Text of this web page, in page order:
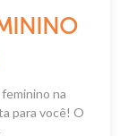
na
para você! O